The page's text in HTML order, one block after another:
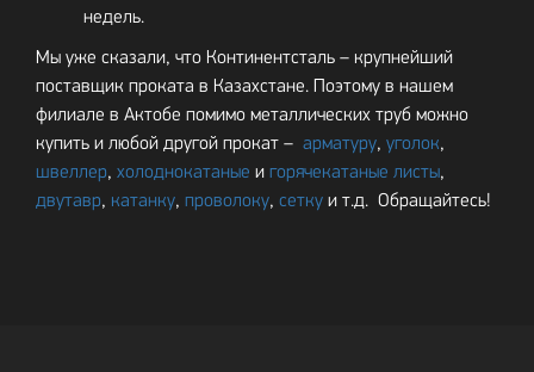
недель.
Мы уже сказали, что Континентсталь – крупнейший
поставщик проката в Казахстане. Поэтому в нашем
филиале в Актобе помимо металлических труб можно
купить и любой другой прокат – арматуру, уголок,
швеллер, холоднокатаные и горячекатаные листы,
двутавр, катанку, проволоку, сетку и т.д. Обращайтесь!